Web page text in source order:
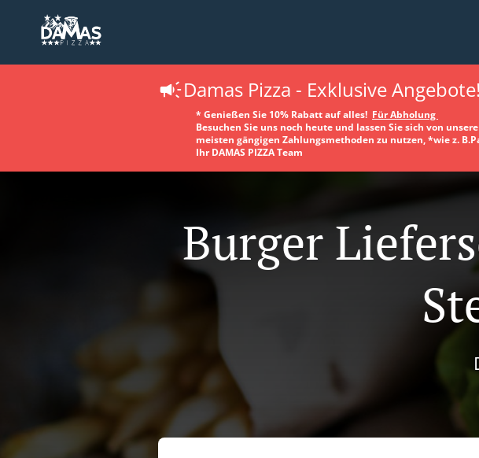
Damas Pizza - Exklusive
* Genießen Sie 10% Rabatt auf alles! Für Abholung
Besuchen Sie uns noch heute und lassen Sie sich von
meisten gängigen Zahlungsmethoden zu nutzen, *wie z.
Ihr DAMAS PIZZA Team
Burger